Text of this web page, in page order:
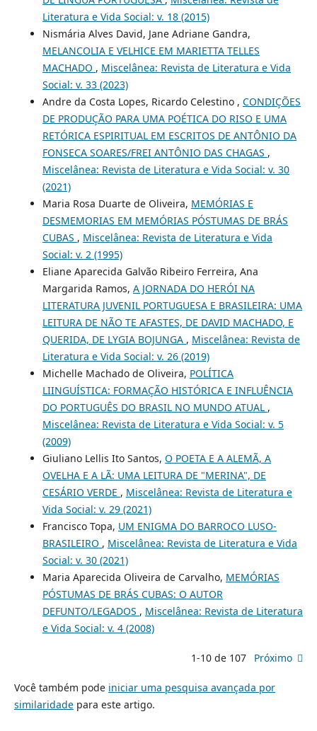
Literatura e Vida Social: v. 18 (2015)
Nismária Alves David, Jane Adriane Gandra,
MELANCOLIA E VELHICE EM MARIETTA TELLES
MACHADO , Miscelânea: Revista de Literatura e Vida
Social: v. 33 (2023)
Andre da Costa Lopes, Ricardo Celestino , CONDIÇÕES
DE PRODUÇÃO PARA UMA POÉTICA DO RISO E UMA
RETÓRICA ESPIRITUAL EM ESCRITOS DE ANTÔNIO DA
FONSECA SOARES/FREI ANTÔNIO DAS CHAGAS ,
Miscelânea: Revista de Literatura e Vida Social: v. 30
(2021)
Maria Rosa Duarte de Oliveira, MEMÓRIAS E
DESMEMORIAS EM MEMÓRIAS PÓSTUMAS DE BRÁS
CUBAS , Miscelânea: Revista de Literatura e Vida
Social: v. 2 (1995)
Eliane Aparecida Galvão Ribeiro Ferreira, Ana
Margarida Ramos, A JORNADA DO HERÓI NA
LITERATURA JUVENIL PORTUGUESA E BRASILEIRA: UMA
LEITURA DE NÃO TE AFASTES, DE DAVID MACHADO, E
QUERIDA, DE LYGIA BOJUNGA , Miscelânea: Revista de
Literatura e Vida Social: v. 26 (2019)
Michelle Machado de Oliveira, POLÍTICA
LIINGUÍSTICA: FORMAÇÃO HISTÓRICA E INFLUÊNCIA
DO PORTUGUÊS DO BRASIL NO MUNDO ATUAL ,
Miscelânea: Revista de Literatura e Vida Social: v. 5
(2009)
Giuliano Lellis Ito Santos, O POETA E A ALEMÃ, A
OVELHA E A LÃ: UMA LEITURA DE "MERINA", DE
CESÁRIO VERDE , Miscelânea: Revista de Literatura e
Vida Social: v. 29 (2021)
Francisco Topa, UM ENIGMA DO BARROCO LUSO-
BRASILEIRO , Miscelânea: Revista de Literatura e Vida
Social: v. 30 (2021)
Maria Aparecida Oliveira de Carvalho, MEMÓRIAS
PÓSTUMAS DE BRÁS CUBAS: O AUTOR
DEFUNTO/LEGADOS , Miscelânea: Revista de Literatura
e Vida Social: v. 4 (2008)
1-10 de 107 Próximo
Você também pode iniciar uma pesquisa avançada por
similaridadepara este artigo.